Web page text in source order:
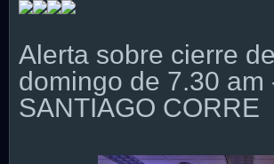
Alerta sobre cierre
domingo de 7.30 am
SANTIAGO CORRE